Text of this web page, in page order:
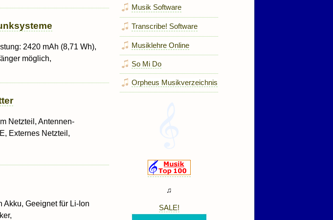
2420 mAh (8,71 Wh),
möglich,
Netzteil, Antennen-
Externes Netzteil,
Geeignet für Li-Ion
Musik Software
Transcribe! Software
Musiklehre Online
So Mi Do
Orpheus Musikverzeichnis
♫
SALE!